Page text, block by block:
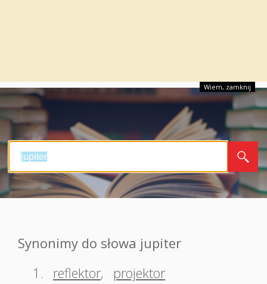
Wiem, zamknij
Synonimy do słowa jupiter
1.
reflektor, projektor